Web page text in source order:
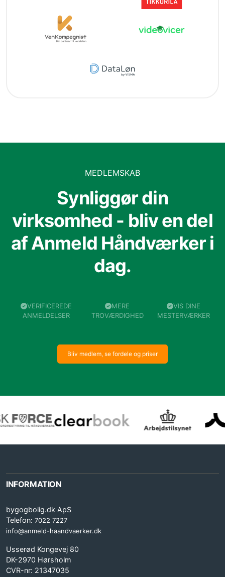
MEDLEMSKAB
Synliggør din
virksomhed - bliv en del
af Anmeld Håndværker i
dag.
VERIFICEREDE
ANMELDELSER
MERE
TROVÆRDIGHED
VIS DINE
MESTERVÆRKER
Bliv medlem, se fordele og priser
INFORMATION
bygogbolig.dk ApS
Telefon: 7022 7227
info@anmeld-haandvaerker.dk
Usserød Kongevej 80
DK-2970 Hørsholm
CVR-nr: 21347035